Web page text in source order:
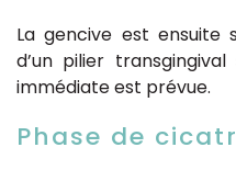
La gencive est ensuite
d’un pilier
immédiate est prévue.
Phase de